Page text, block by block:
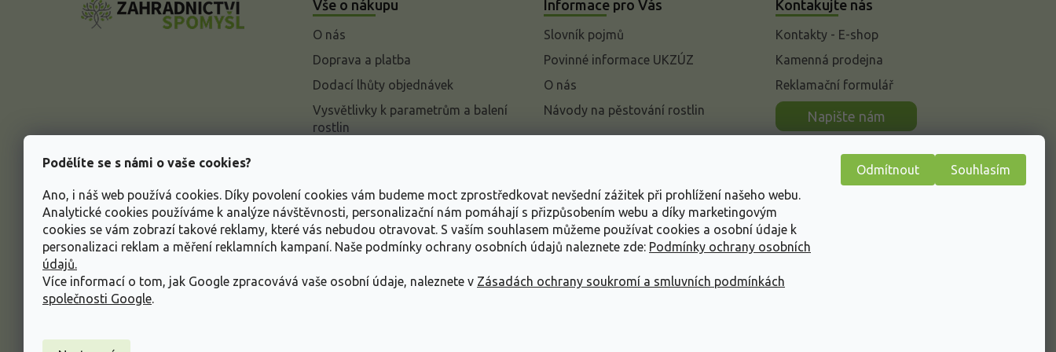
Podělíte se s námi o vaše cookies?
Ano, i náš web používá cookies. Díky povolení cookies vám budeme moct zprostředkovat nevšední zážitek při prohlížení našeho webu.
Analytické cookies používáme k analýze návštěvnosti, personalizační nám pomáhají s přizpůsobením webu a díky marketingovým
cookies se vám zobrazí takové reklamy, které vás nebudou otravovat. S vaším souhlasem můžeme používat cookies a osobní údaje k
personalizaci reklam a měření reklamních kampaní. Naše podmínky ochrany osobních údajů naleznete zde: Podmínky ochrany osobních
údajů.
Více informací o tom, jak Google zpracovává vaše osobní údaje, naleznete v Zásadách ochrany soukromí a smluvních podmínkách
společnosti Google.
Odmítnout Souhlasím
Vše o nákupu
O nás
Doprava a platba
Dodací lhůty objednávek
Vysvětlivky k parametrům a balení
rostlin
Informace o ochraně osobních
údajů
Obchodní podmínky
Informace pro Vás
Slovník pojmů
Povinné informace UKZÚZ
O nás
Návody na pěstování rostlin
Kontakujte nás
Kontakty - E-shop
Kamenná prodejna
Reklamační formulář
Napište nám